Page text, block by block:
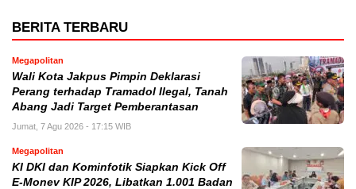
BERITA TERBARU
Megapolitan
Wali Kota Jakpus Pimpin Deklarasi
Perang terhadap Tramadol Ilegal, Tanah
Abang Jadi Target Pemberantasan
Jumat, 7 Agu 2026 - 17:15 WIB
Megapolitan
KI DKI dan Kominfotik Siapkan Kick Off
E-Monev KIP 2026, Libatkan 1.001 Badan